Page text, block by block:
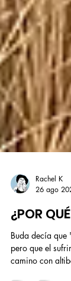
Rachel K
26 ago
¿POR